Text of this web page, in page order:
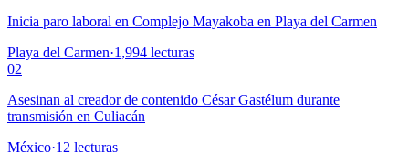
Inicia paro laboral en Complejo Mayakoba en Playa del Carmen
Playa del Carmen·1,994 lecturas
02
Asesinan al creador de contenido César Gastélum durante
transmisión en Culiacán
México·12 lecturas